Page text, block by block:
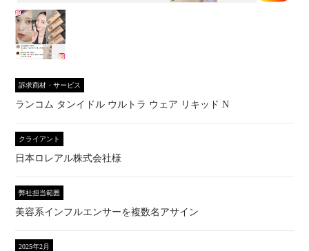
訴求商材・サービス
ランコム タンイドル ウルトラ ウェア リキッド N
クライアント
日本ロレアル株式会社様
弊社担当範囲
美容系インフルエンサーを複数名アサイン
2025年2月